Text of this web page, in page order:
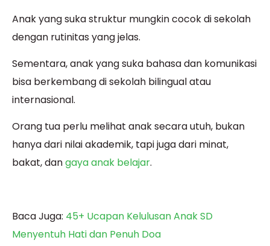
Anak yang suka struktur mungkin cocok di sekolah
dengan rutinitas yang jelas.
Sementara, anak yang suka bahasa dan komunikasi
bisa berkembang di sekolah bilingual atau
internasional.
Orang tua perlu melihat anak secara utuh, bukan
hanya dari nilai akademik, tapi juga dari minat,
bakat, dangaya anak belajar.
Baca Juga: 45+ Ucapan Kelulusan Anak SD
Menyentuh Hati dan Penuh Doa